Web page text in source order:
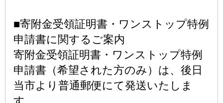
■寄附金受領証明書・ワンストップ特例
申請書に関するご案内
寄附金受領証明書・ワンストップ特例
申請書（希望された方のみ）は、後日
当市より普通郵便にて発送いたしま